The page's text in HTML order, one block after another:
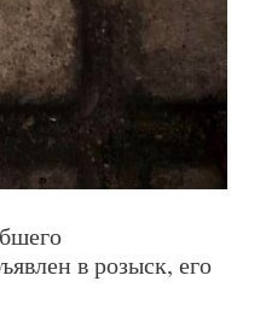
в розыск, его